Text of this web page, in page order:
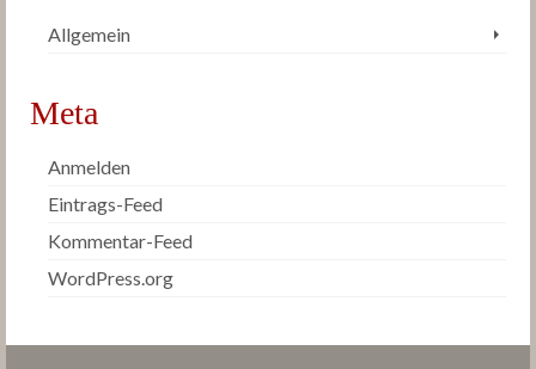
Allgemein
Meta
Anmelden
Eintrags-Feed
Kommentar-Feed
WordPress.org